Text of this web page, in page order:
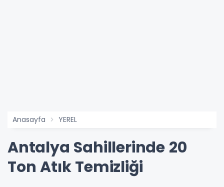
Anasayfa YEREL
Antalya Sahillerinde 20
Ton Atık Temizliği